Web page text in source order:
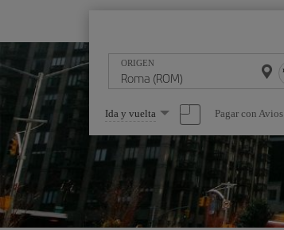
ORIGEN
Seleccione
una
opción
Ida y vuelta Pagar con Avios